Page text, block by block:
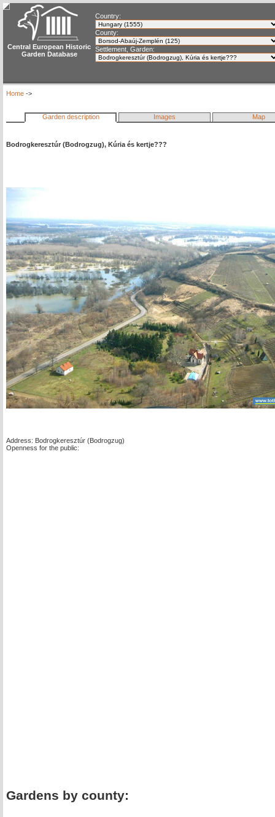
Central European Historic
Garden Database
Country:
County:
Settlement, Garden:
Home ->
Garden description Images Map
Bodrogkeresztúr (Bodrogzug), Kúria és kertje???
Address: Bodrogkeresztúr (Bodrogzug)
Openness for the public:
Gardens by county: